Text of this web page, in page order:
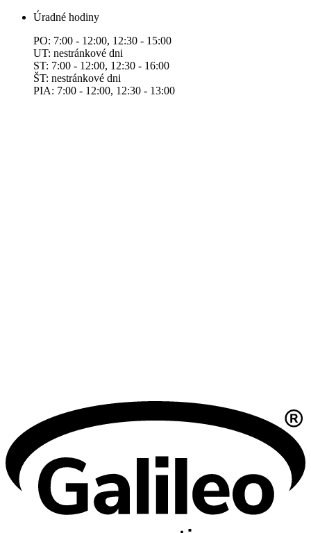
Úradné hodiny
PO: 7:00 - 12:00, 12:30 - 15:00
UT: nestránkové dni
ST: 7:00 - 12:00, 12:30 - 16:00
ŠT: nestránkové dni
PIA: 7:00 - 12:00, 12:30 - 13:00